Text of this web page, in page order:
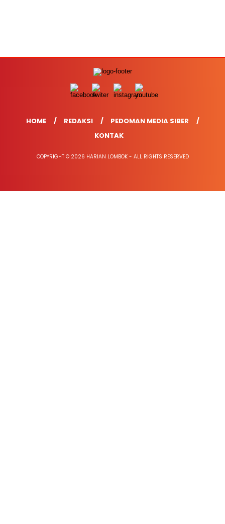
HOME REDAKSI
PEDOMAN MEDIA SIBER
KONTAK
COPYRIGHT © 2026 HARIAN LOMBOK - ALL RIGHTS RESERVED